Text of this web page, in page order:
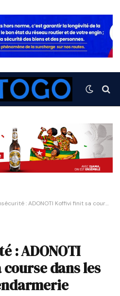
: ADONOTI Koffivi finit sa course dans les mains de la gendarmerie
: ADONOTI
dans les